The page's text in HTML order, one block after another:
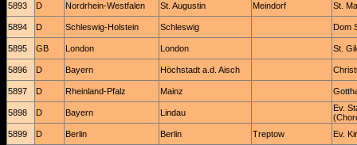
5893 D Nordrhein-Westfalen St. Augustin Meindorf St.
5894 D Schleswig-Holstein Schleswig Dom
5895 GB London London St.
5896 D Bayern Höchstadt a.d. Aisch
5897 D Rheinland-Pfalz Mainz
5898 D Bayern Lindau
Ev.
5899
D Berlin Berlin Treptow Ev.